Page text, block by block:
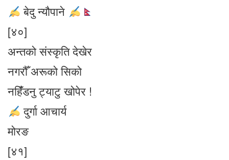
बेदु न्यौपाने
[४०]
अन्तको संस्कृति देखेर
नगरौँ अरूको सिको
नहिँंडनु ट्याटु खोपेर !
दुर्गा आचार्य
मोरङ
[४१]